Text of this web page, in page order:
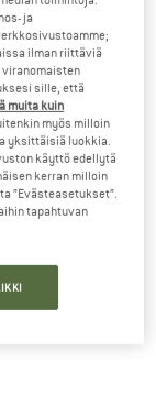
EU33
39 EU
ja
ilman riittäviä
sille, että
muita kuin
myös milloin
yksittäisiä luokkia.
käyttö edellytä
kerran milloin
”Evästeasetukset”.
tapahtuvan